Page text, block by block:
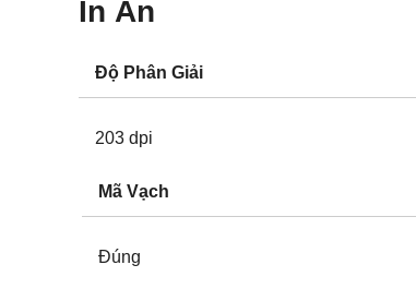
In Ấn
Độ Phân Giải
203 dpi
Mã Vạch
Đúng